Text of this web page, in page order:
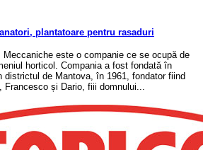
plantatoare pentru rasaduri
Meccaniche este o companie ce se ocupă de
horticol. Compania a fost fondată în
districtul de Mantova, în 1961, fondator fiind
Francesco și Dario, fiii domnului...